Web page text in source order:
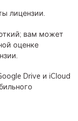
лицензии.
вам может
оценке
Drive и iCloud